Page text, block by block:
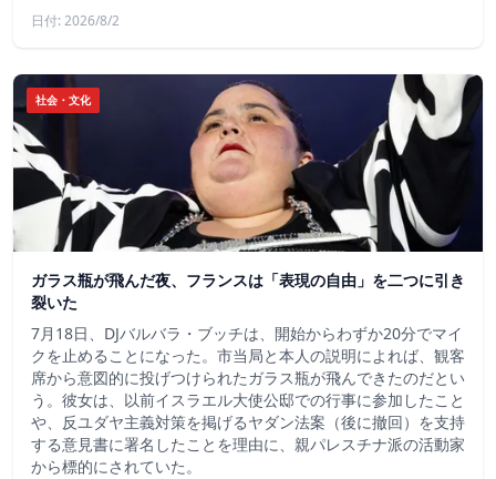
日付: 2026/8/2
社会・文化
ガラス瓶が飛んだ夜、フランスは「表現の自由」を二つに引き
裂いた
7月18日、DJバルバラ・ブッチは、開始からわずか20分でマイ
クを止めることになった。市当局と本人の説明によれば、観客
席から意図的に投げつけられたガラス瓶が飛んできたのだとい
う。彼女は、以前イスラエル大使公邸での行事に参加したこと
や、反ユダヤ主義対策を掲げるヤダン法案（後に撤回）を支持
する意見書に署名したことを理由に、親パレスチナ派の活動家
から標的にされていた。